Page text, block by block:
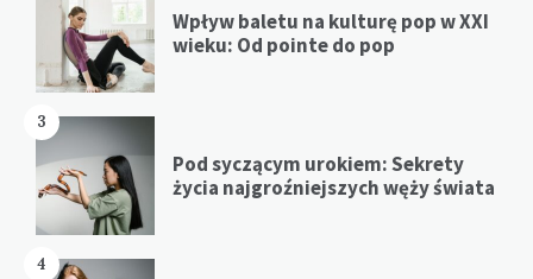
Wpływ baletu na kulturę pop w XXI
wieku: Od pointe do pop
3
Pod syczącym urokiem: Sekrety
życia najgroźniejszych węży świata
4